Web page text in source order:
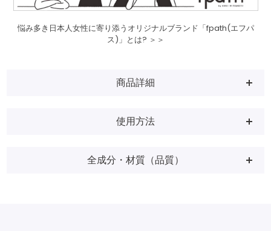
悩み多き日本人女性に寄り添うオリジナルブランド「fpath(エフパ
ス)」とは? ＞＞
商品詳細
使用方法
全成分・材質（品質）